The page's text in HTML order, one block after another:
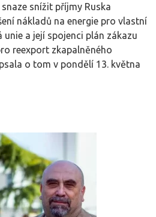
snížit příjmy Ruska
nákladů na energie pro vlastní
unie a její spojenci plán zákazu
reexport zkapalněného
o tom v pondělí 13. května